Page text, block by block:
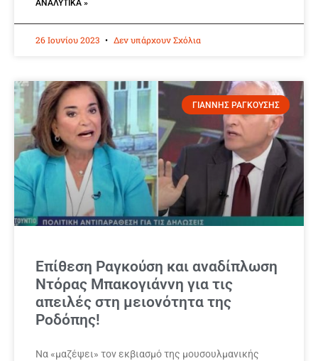
ΑΝΑΛΥΤΙΚΆ »
26 Ιουνίου 2023 Δεν υπάρχουν Σχόλια
ΓΙΑΝΝΗΣ ΡΑΓΚΟΥΣΗΣ
Επίθεση Ραγκούση και αναδίπλωση
Ντόρας Μπακογιάννη για τις
απειλές στη μειονότητα της
Ροδόπης!
Να «μαζέψει» τον εκβιασμό της μουσουλμανικής